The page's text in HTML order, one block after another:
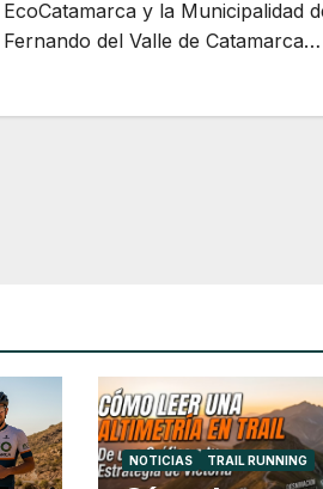
EcoCatamarca y la Municipalidad
Fernando del Valle de Catamarca…
NOTICIAS TRAIL RUNNING